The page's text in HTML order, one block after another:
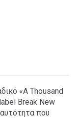
«A Thousand
Break New
που